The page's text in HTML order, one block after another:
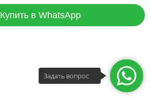
Купить в WhatsApp
Задать вопрос